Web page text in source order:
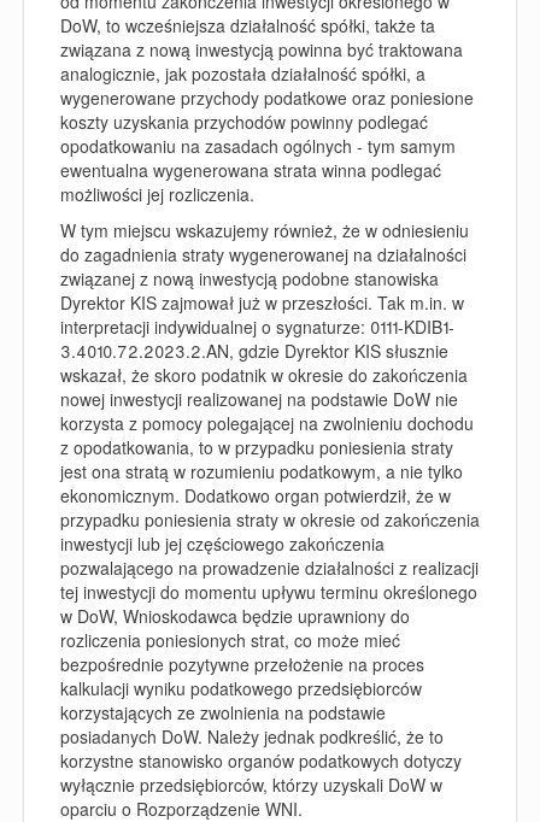
DoW, to wcześniejsza działalność spółki, także ta
związana z nową inwestycją powinna być traktowana
analogicznie, jak pozostała działalność spółki, a
wygenerowane przychody podatkowe oraz poniesione
koszty uzyskania przychodów powinny podlegać
opodatkowaniu na zasadach ogólnych - tym samym
ewentualna wygenerowana strata winna podlegać
możliwości jej rozliczenia.
W tym miejscu wskazujemy również, że w odniesieniu
do zagadnienia straty wygenerowanej na działalności
związanej z nową inwestycją podobne stanowiska
Dyrektor KIS zajmował już w przeszłości. Tak m.in. w
interpretacji indywidualnej o sygnaturze: 0111-KDIB1-
3.4010.72.2023.2.AN, gdzie Dyrektor KIS słusznie
wskazał, że skoro podatnik w okresie do zakończenia
nowej inwestycji realizowanej na podstawie DoW nie
korzysta z pomocy polegającej na zwolnieniu dochodu
z opodatkowania, to w przypadku poniesienia straty
jest ona stratą w rozumieniu podatkowym, a nie tylko
ekonomicznym. Dodatkowo organ potwierdził, że w
przypadku poniesienia straty w okresie od zakończenia
inwestycji lub jej częściowego zakończenia
pozwalającego na prowadzenie działalności z realizacji
tej inwestycji do momentu upływu terminu określonego
w DoW, Wnioskodawca będzie uprawniony do
rozliczenia poniesionych strat, co może mieć
bezpośrednie pozytywne przełożenie na proces
kalkulacji wyniku podatkowego przedsiębiorców
korzystających ze zwolnienia na podstawie
posiadanych DoW. Należy jednak podkreślić, że to
korzystne stanowisko organów podatkowych dotyczy
wyłącznie przedsiębiorców, którzy uzyskali DoW w
oparciu o Rozporządzenie WNI.